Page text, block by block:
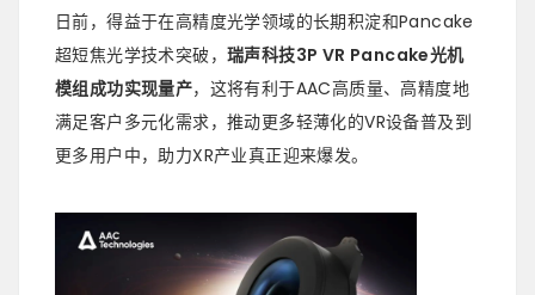
日前，得益于在高精度光学领域的长期积淀和Pancake
超短焦光学技术突破， 瑞声科技3P VR Pancake光机
模组成功实现量产，这将有利于AAC高质量、高精度地
满足客户多元化需求，推动更多轻薄化的VR设备普及到
更多用户中，助力XR产业真正迎来爆发。